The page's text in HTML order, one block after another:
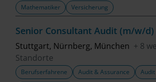
Job finden
Filter löschen
Mathematiker
Versicherung
Senior Consultant Audit (m/w/d)
Stuttgart, Nürnberg, München + 8
Standorte
Berufserfahrene Audit & Assurance